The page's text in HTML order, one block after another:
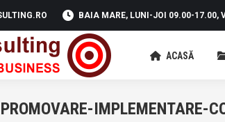
BAIA MARE, LUNI-JOI 09.00-17.00,
ACASĂ
IMPLEMENTARE-